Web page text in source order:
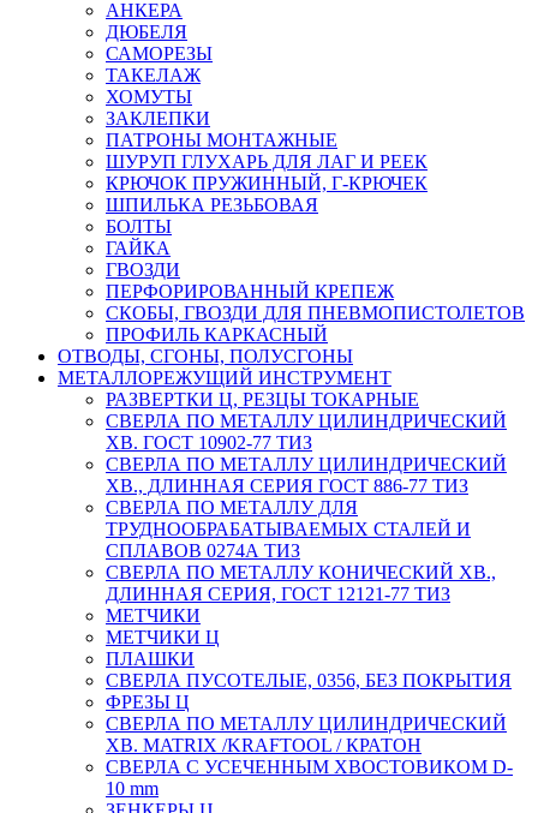
АНКЕРА
ДЮБЕЛЯ
САМОРЕЗЫ
ТАКЕЛАЖ
ХОМУТЫ
ЗАКЛЕПКИ
ПАТРОНЫ МОНТАЖНЫЕ
ШУРУП ГЛУХАРЬ ДЛЯ ЛАГ И РЕЕК
КРЮЧОК ПРУЖИННЫЙ, Г-КРЮЧЕК
ШПИЛЬКА РЕЗЬБОВАЯ
БОЛТЫ
ГАЙКА
ГВОЗДИ
ПЕРФОРИРОВАННЫЙ КРЕПЕЖ
СКОБЫ, ГВОЗДИ ДЛЯ ПНЕВМОПИСТОЛЕТОВ
ПРОФИЛЬ КАРКАСНЫЙ
ОТВОДЫ, СГОНЫ, ПОЛУСГОНЫ
МЕТАЛЛОРЕЖУЩИЙ ИНСТРУМЕНТ
РАЗВЕРТКИ Ц, РЕЗЦЫ ТОКАРНЫЕ
СВЕРЛА ПО МЕТАЛЛУ ЦИЛИНДРИЧЕСКИЙ
ХВ. ГОСТ 10902-77 ТИЗ
СВЕРЛА ПО МЕТАЛЛУ ЦИЛИНДРИЧЕСКИЙ
ХВ., ДЛИННАЯ СЕРИЯ ГОСТ 886-77 ТИЗ
СВЕРЛА ПО МЕТАЛЛУ ДЛЯ
ТРУДНООБРАБАТЫВАЕМЫХ СТАЛЕЙ И
СПЛАВОВ 0274А ТИЗ
СВЕРЛА ПО МЕТАЛЛУ КОНИЧЕСКИЙ ХВ.,
ДЛИННАЯ СЕРИЯ, ГОСТ 12121-77 ТИЗ
МЕТЧИКИ
МЕТЧИКИ Ц
ПЛАШКИ
СВЕРЛА ПУСОТЕЛЫЕ, 0356, БЕЗ ПОКРЫТИЯ
ФРЕЗЫ Ц
СВЕРЛА ПО МЕТАЛЛУ ЦИЛИНДРИЧЕСКИЙ
ХВ. MATRIX /KRAFTOOL / КРАТОН
СВЕРЛА С УСЕЧЕННЫМ ХВОСТОВИКОМ D-
10 mm